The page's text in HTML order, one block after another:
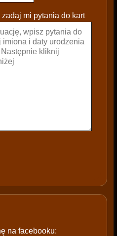
mi pytania do kart
na facebooku: